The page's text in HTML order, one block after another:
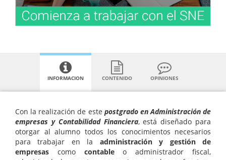
INFORMACION CONTENIDO OPINIONES
Con la realización de este postgrado en Administración de
empresas y Contabilidad Financiera, está diseñado para
otorgar al alumno todos los conocimientos necesarios
para trabajar en la administración y gestión de
empresas como contableo administrador fiscal,